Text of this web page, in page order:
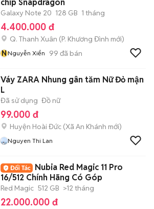
chip Snapdragon
Galaxy Note 20 128 GB 1 tháng
4.400.000 đ
Q. Thanh Xuân (P. Khương Đình mới)
NNguyễn Xiển 99 đã bán
Váy ZARA Nhung gân tăm Nữ Đỏ mận
L
Đã sử dụng Đồ nữ
99.000 đ
Huyện Hoài Đức (Xã An Khánh mới)
Nguyen Thi Lan
Nubia Red Magic 11 Pro
16/512 Chính Hãng Có Góp
Red Magic 512 GB >12 tháng
22.000.000 đ